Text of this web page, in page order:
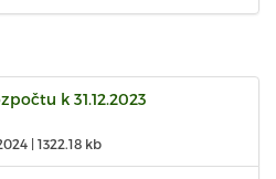
k 31.12.2023
| 1322.18 kb